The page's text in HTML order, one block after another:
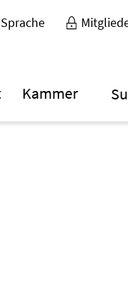
Kammer